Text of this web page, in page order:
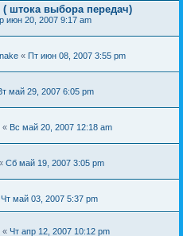
штока выбора передач)
июн 20, 2007 9:17 am
« Пт июн 08, 2007 3:55 pm
май 29, 2007 6:05 pm
« Вс май 20, 2007 12:18 am
Сб май 19, 2007 3:05 pm
Чт май 03, 2007 5:37 pm
« Чт апр 12, 2007 10:12 pm